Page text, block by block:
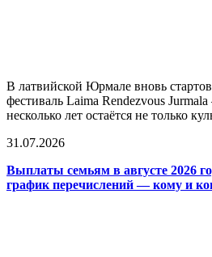
В латвийской Юрмале вновь
фестиваль Laima Rendezvous
несколько лет остаётся не только
31.07.2026
Выплаты семьям в августе 2026
график перечислений — кому и